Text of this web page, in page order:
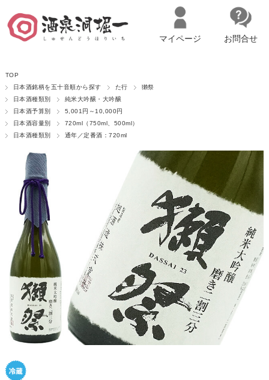
マイページへログイン
マイページ お問合せ
TOP
日本酒銘柄を五十音順から探す
た行
獺祭
日本酒種類別
純米大吟醸・大吟醸
日本酒予算別
5,001円～10,000円
日本酒容量別
720ml（750ml、500ml）
日本酒種類別
通年／定番酒：720ml